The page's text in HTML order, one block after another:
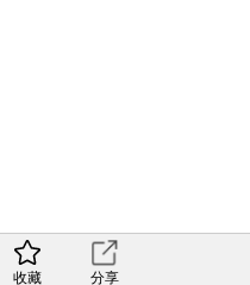
收藏 分享